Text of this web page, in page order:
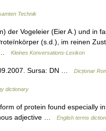
Technik
der Vogeleier (Eier A.) und in
(s.d.), im reinen
…
Kleines Konversations-Lexikon
Sursa: DN … Dicționar
dictionary
of protein found especially
adjective …
English terms